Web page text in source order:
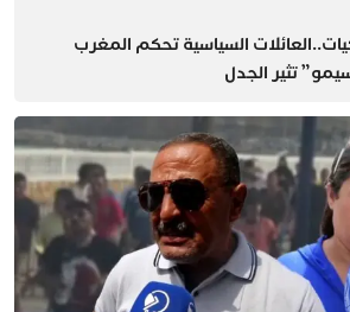
السياسية تحكم المغرب
تثير الجدل